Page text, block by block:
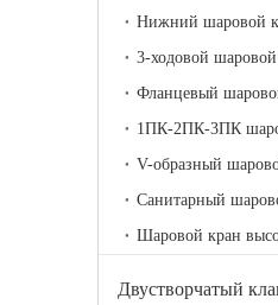
3-ходовой
Фланцевый
1ПК-2ПК-3ПК
V-образный
Санитарный
Шаровой кран
Двустворчатый